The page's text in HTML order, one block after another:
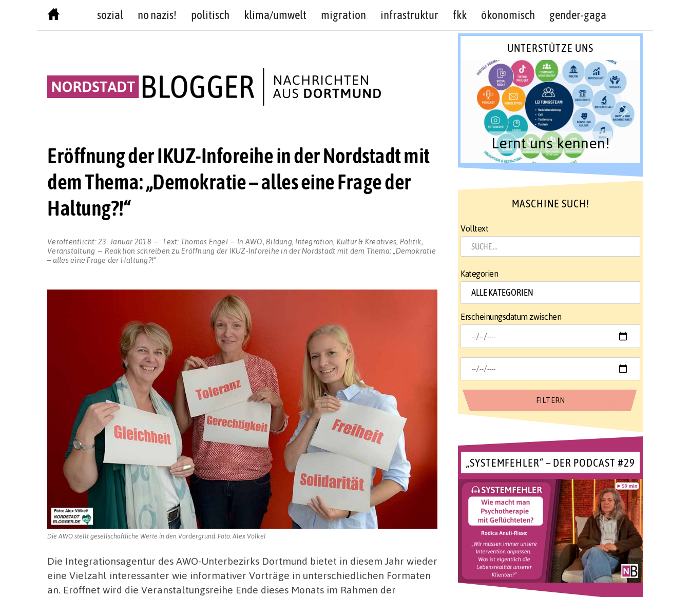
sozial no nazis! politisch klima/umwelt migration infrastruktur fkk ökonomisch gender-gaga
Eröffnung der IKUZ-Inforeihe in der Nordstadt mit
dem Thema: „Demokratie – alles eine Frage der
Haltung?!“
Veröffentlicht: 23. Januar 2018 Text: Thomas Engel In AWO Bildung Integration Kultur & Kreatives Politik
Veranstaltung
Reaktion schreiben zu Eröffnung der IKUZ-Inforeihe in der Nordstadt mit dem Thema: „Demokratie
– alles eine Frage der Haltung?!“
Die AWO stellt gesellschaftliche Werte in den Vordergrund. Foto: Alex Völkel
Die Integrationsagentur des AWO-Unterbezirks Dortmund bietet in diesem Jahr wieder
eine Vielzahl interessanter wie informativer Vorträge in unterschiedlichen Formaten
an. Eröffnet wird die Veranstaltungsreihe Ende dieses Monats im Rahmen der
UNTERSTÜTZE UNS
Lernt uns kennen!
MASCHINE SUCH!
Volltext
Kategorien
Erscheinungsdatum zwischen
„SYSTEMFEHLER“ – DER PODCAST #29